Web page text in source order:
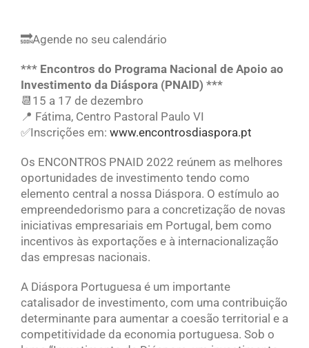
🔜Agende no seu calendário
*** Encontros do Programa Nacional de Apoio ao
Investimento da Diáspora (PNAID) ***
📆15 a 17 de dezembro
📍 Fátima, Centro Pastoral Paulo VI
✅Inscrições em: www.encontrosdiaspora.pt
Os ENCONTROS PNAID 2022 reúnem as melhores
oportunidades de investimento tendo como
elemento central a nossa Diáspora. O estímulo ao
empreendedorismo para a concretização de novas
iniciativas empresariais em Portugal, bem como
incentivos às exportações e à internacionalização
das empresas nacionais.
A Diáspora Portuguesa é um importante
catalisador de investimento, com uma contribuição
determinante para aumentar a coesão territorial e a
competitividade da economia portuguesa. Sob o